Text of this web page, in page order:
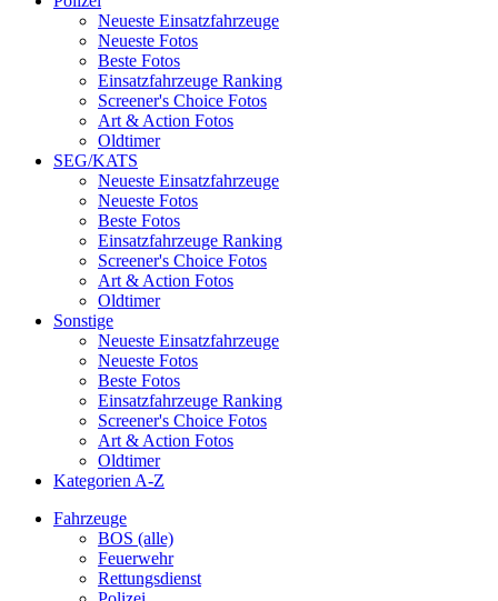
Neueste Einsatzfahrzeuge
Neueste Fotos
Beste Fotos
Einsatzfahrzeuge Ranking
Screener's Choice Fotos
Art & Action Fotos
Oldtimer
SEG/KATS
Neueste Einsatzfahrzeuge
Neueste Fotos
Beste Fotos
Einsatzfahrzeuge Ranking
Screener's Choice Fotos
Art & Action Fotos
Oldtimer
Sonstige
Neueste Einsatzfahrzeuge
Neueste Fotos
Beste Fotos
Einsatzfahrzeuge Ranking
Screener's Choice Fotos
Art & Action Fotos
Oldtimer
Kategorien A-Z
Fahrzeuge
BOS (alle)
Feuerwehr
Rettungsdienst